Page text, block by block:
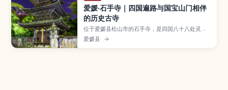
爱媛·石手寺｜四国遍路与国宝山门相伴
的历史古寺
位于爱媛县松山市的石手寺，是四国八十八处灵场
第51番札所，以历史悠久的寺院建筑和朝圣文化而
闻名。文章介绍国宝仁王门、三重塔与洞窟“真言之
爱媛县 →